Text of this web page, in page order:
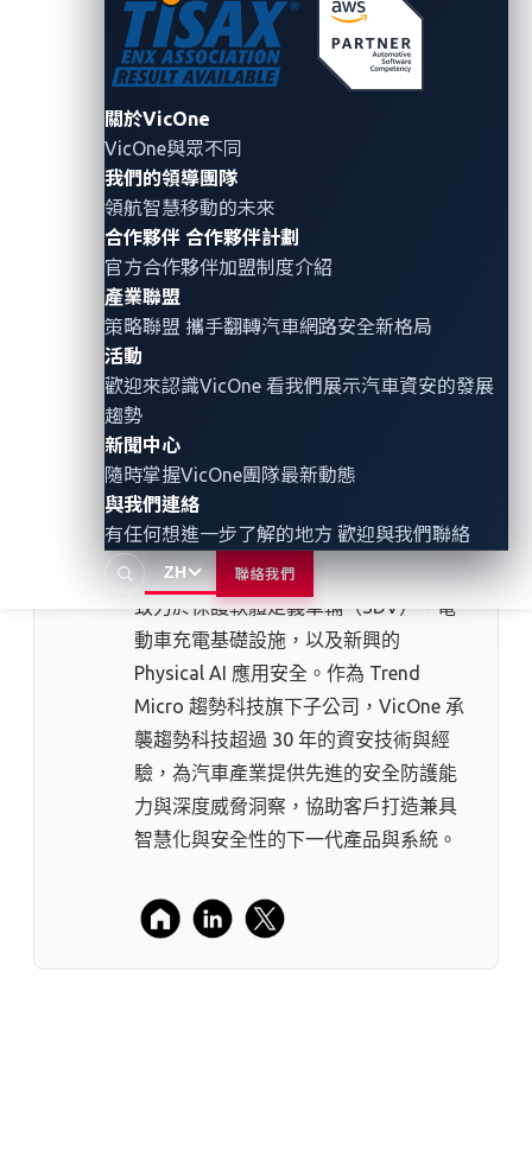
關於VicOne
VicOne與眾不同
我們的領導團隊
領航智慧移動的未來
合作夥伴 合作夥伴計劃
官方合作夥伴加盟制度介紹
產業聯盟
策略聯盟 攜手翻轉汽車網路安全新格局
活動
歡迎來認識VicOne 看我們展示汽車資安的發展
趨勢
新聞中心
隨時掌握VicOne團隊最新動態
與我們連絡
有任何想進一步了解的地方 歡迎與我們聯絡
ZH 聯絡我們
VicOne
的願景是確保未來車輛的安全，為汽車產業提供
廣泛的網路安全軟體和服務組合。
滿足汽車製造商的嚴格需求而打造，旨在滿足現代汽車
的特殊需求。作為趨勢科技的子公司，
30多年產業經驗的堅實網路安全基礎，提供無
與倫比的汽車保護和深入的安全洞察，使我們的客戶能
夠打造安全和智慧型的汽車。
面的資訊，請訪問： https://vicone.com/zh
About the Author
VicOne
VicOne是車用資安解決方案領導品牌，
致力於保護軟體定義車輛（SDV）、電
動車充電基礎設施，以及新興的
Physical AI 應用安全。作為 Trend
Micro 趨勢科技⁠旗下子公司，VicOne 承
襲趨勢科技超過 30 年的資安技術與經
驗，為汽車產業提供先進的安全防護能
力與深度威脅洞察，協助客戶打造兼具
智慧化與安全性的下一代產品與系統。